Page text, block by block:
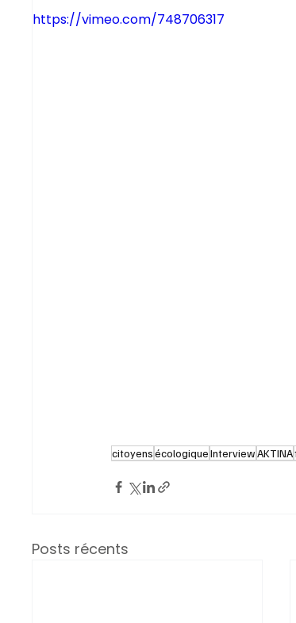
https://vimeo.com/748706317
citoyensécologiqueInterviewAKTINA
Posts récents